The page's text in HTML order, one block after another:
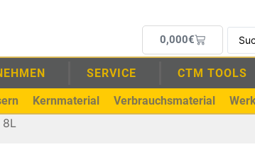
0,000€
SERVICE CTM TOOLS
Kernmaterial Verbrauchsmaterial
8L